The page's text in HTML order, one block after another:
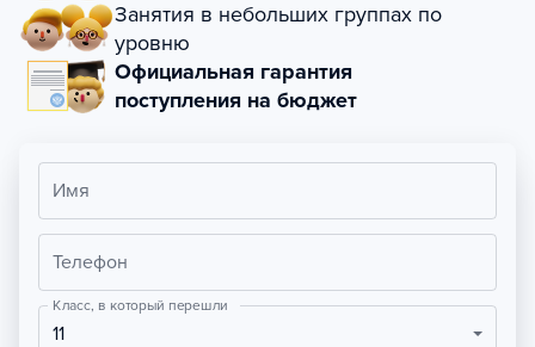
Занятия в небольших группах по
уровню
Официальная гарантия
поступления на бюджет
Имя
Телефон
Класс, в который перешли
11